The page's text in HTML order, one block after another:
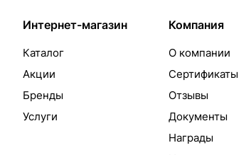
Интернет-магазин
Каталог
Акции
Бренды
Услуги
Компания
О компании
Сертификаты
Отзывы
Документы
Награды